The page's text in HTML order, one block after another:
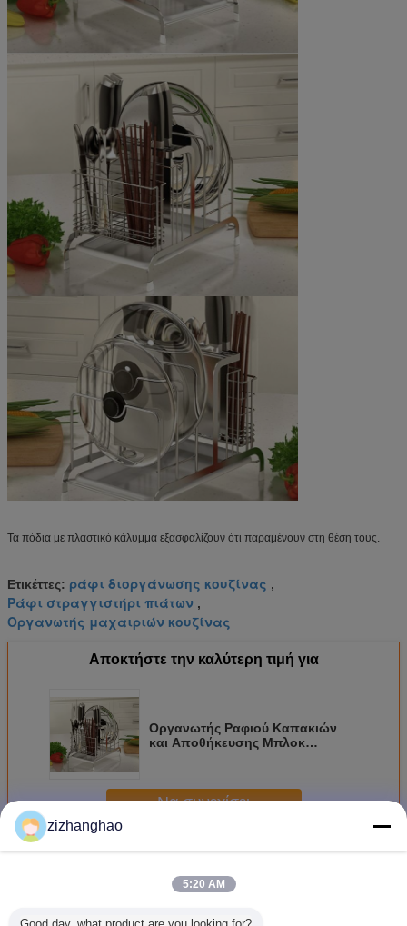
Τα πόδια με πλαστικό κάλυμμα εξασφαλίζουν ότι παραμένουν στη θέση τους.
Ετικέττες: ράφι διοργάνωσης κουζίνας ,
Ράφι στραγγιστήρι πιάτων ,
Οργανωτής μαχαιριών κουζίνας
Αποκτήστε την καλύτερη τιμή για
Οργανωτής Ραφιού Καπακιών
και Αποθήκευσης Μπλοκ
Να συνεχίσει
ΠερισσότεροιΟργανωτής Σπιτιού Κουζίνας
zizhanghao
5:20 AM